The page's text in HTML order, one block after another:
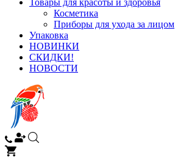
Товары для красоты и здоровья
Косметика
Приборы для ухода за лицом
Упаковка
НОВИНКИ
СКИДКИ!
НОВОСТИ